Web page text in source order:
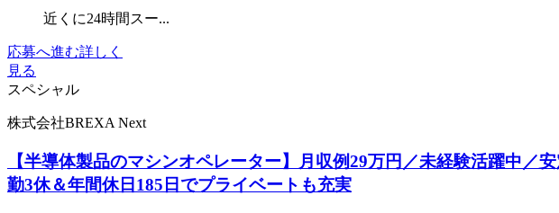
近くに24時間スー...
応募へ進む詳しく
見る
スペシャル
株式会社BREXA Next
【半導体製品のマシンオペレーター】月収例29万円／未経験活躍中
勤3休＆年間休日185日でプライベートも充実